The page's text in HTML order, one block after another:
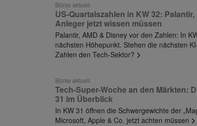
Börse aktuell
US-Quartalszahlen in KW 32:
Anleger jetzt wissen müssen
Palantir, AMD & Disney vor den Zahlen: In
nächsten Höhepunkt. Stehen die nächsten
Zahlen den Tech-Sektor?
Börse aktuell
Tech-Super-Woche an den Märkten:
31 im Überblick
In KW 31 öffnen die Schwergewichte der
Microsoft, Apple & Co. jetzt achten müssen